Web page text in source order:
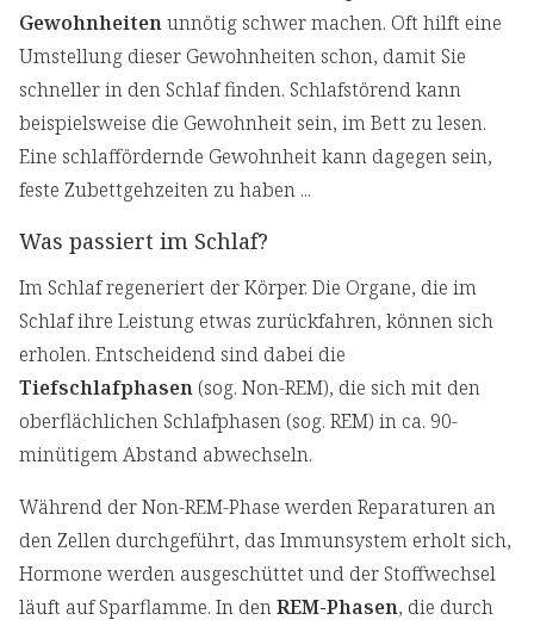
Gewohnheitenunnötig schwer machen. Oft hilft eine
Umstellung dieser Gewohnheiten schon, damit Sie
schneller in den Schlaf finden. Schlafstörend kann
beispielsweise die Gewohnheit sein, im Bett zu lesen.
Eine schlaffördernde Gewohnheit kann dagegen sein,
feste Zubettgehzeiten zu haben ...
Was passiert im Schlaf?
Im Schlaf regeneriert der Körper. Die Organe, die im
Schlaf ihre Leistung etwas zurückfahren, können sich
erholen. Entscheidend sind dabei die
Tiefschlafphasen (sog. Non-REM), die sich mit den
oberflächlichen Schlafphasen (sog. REM) in ca. 90-
minütigem Abstand abwechseln.
Während der Non-REM-Phase werden Reparaturen an
den Zellen durchgeführt, das Immunsystem erholt sich,
Hormone werden ausgeschüttet und der Stoffwechsel
läuft auf Sparflamme. In denREM-Phasen, die durch